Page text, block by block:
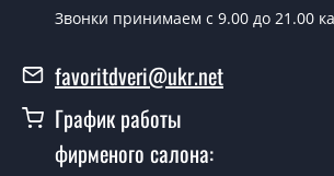
кроме воскресенья.
Modern-24-2-
Стоимость установки дверей Modern-
1800 грн.
Звонки принимаем c 9.00 до 21.00
favoritdveri@ukr.net
График работы
фирменого салона: